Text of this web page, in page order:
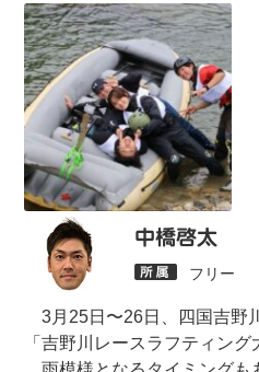
中橋啓太
フリー
3月25日〜26日、四国吉野
「吉野川レースラフティン